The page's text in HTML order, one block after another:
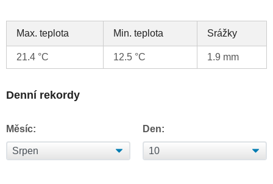
Max. teplota Min. teplota Srážky
21.4 °C 12.5 °C 1.9 mm
Denní rekordy
Měsíc: Den: